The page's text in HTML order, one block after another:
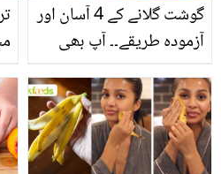
گوشت گلانے کے 4 آسان اور
آزمودہ طریقے۔۔ آپ بھی
بتائے راز